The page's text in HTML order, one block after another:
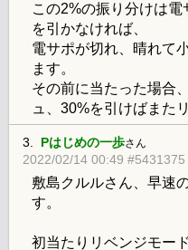
この2%の振り分けは電
を引かなければ、
電サポが切れ、晴れて
ます。
その前に当たった場合
ュ、30%を引けばまた
3. Pはじめの一歩さん
2022/02/14 00:49 #5431375
敷島クルルさん、早速
す。
初当たりリベンジモー